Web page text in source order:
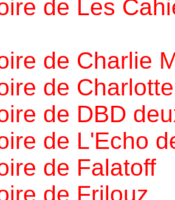
de Les
de Charlie
de
de DBD
de L'Echo
de Falatoff
de Frilouz